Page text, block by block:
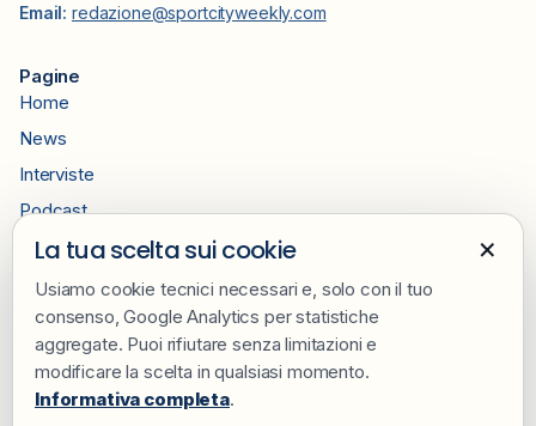
Email: redazione@sportcityweekly.com
Pagine
Home
News
Interviste
Podcast
Sponsorizza
Contatti
Redazione
Privacy e Cookie Policy
×
La tua scelta sui cookie
Usiamo cookie tecnici necessari e, solo con il tuo
consenso, Google Analytics per statistiche
aggregate. Puoi rifiutare senza limitazioni e
modificare la scelta in qualsiasi momento.
Informativa completa.